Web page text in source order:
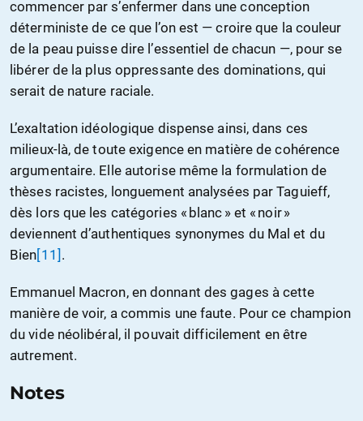
commencer par s’enfermer dans une conception
déterministe de ce que l’on est — croire que la couleur
de la peau puisse dire l’essentiel de chacun —, pour se
libérer de la plus oppressante des dominations, qui
serait de nature raciale.
L’exaltation idéologique dispense ainsi, dans ces
milieux-là, de toute exigence en matière de cohérence
argumentaire. Elle autorise même la formulation de
thèses racistes, longuement analysées par Taguieff,
dès lors que les catégories « blanc » et « noir »
deviennent d’authentiques synonymes du Mal et du
Bien[11] .
Emmanuel Macron, en donnant des gages à cette
manière de voir, a commis une faute. Pour ce champion
du vide néolibéral, il pouvait difficilement en être
autrement.
Notes